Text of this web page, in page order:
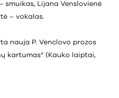
smuikas, Lijana Venslovienė
– vokalas.
nauja P. Venclovo prozos
kartumas“ (Kauko laiptai,